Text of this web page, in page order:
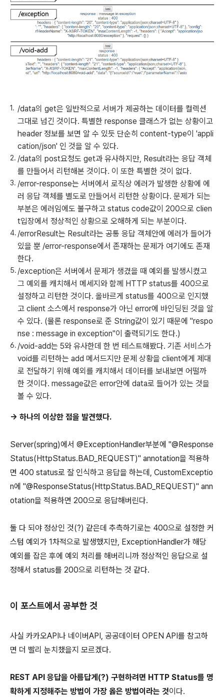
/data의 get은 일반적으로 서버가 제공하는 데이터를 컬렉션
그대로 넘긴 것이다. 특별한 response 클래스가 없는 상황이고
header 정보를 보면 알 수 있듯 단순히 content-type이 'appli
cation/json' 인 것을 알 수 있다.
/data의 post요청도 get과 유사하지만, Result라는 응답 객체
를 만들어서 리턴해본 것이다. 이 또한 특별한 것이 없다.
/error-response는 서버에서 로직상 에러가 발생한 상황에 에
러 응답 객체를 별도로 만들어서 리턴한 상황이다. 문제가 되는
부분은 에러임에도 불구하고 status code값이 200으로 clien
t입장에서 정상적인 상황으로 오해하게 되는 부분이다.
/errorResult는 Result라는 공통 응답 객체안에 에러가 들어가
있을 뿐 /error-response에서 존재하는 문제가 여기에도 존재
한다.
/exception은 서버에서 문제가 생겼을 때 예외를 발생시켰고
그 예외를 캐치해서 메세지와 함께 HTTP status를 400으로
설정하고 리턴한 것이다. 올바르게 status를 400으로 인지했
고 client 소스에서 response가 아닌 error에 바인딩된 것을 알
수 있다. (물론 response로 준 String값이 있기 때문에 "respo
nse : message in exception"이 출력되기도 한다.)
/void-add는 5와 유사한데 한 번 테스트해봤다. 기존 서비스가
void를 리턴하는 add 메서드지만 문제 상황을 client에게 제대
로 전달하기 위해 예외를 캐치해서 데이터를 보내보면 어떨까
한 것이다. message값은 error안에 data로 들어가 있는 것을
볼 수 있다.
→ 하나의 이상한 점을 발견했다.
Server(spring)에서 @ExceptionHandler부분에 "@Response
Status(HttpStatus.BAD_REQUEST)" annotation을 적용하
면 400 status로 잘 인식하고 응답을 하는데, CustomExceptio
n에 "@ResponseStatus(HttpStatus.BAD_REQUEST)" ann
otation을 적용하면 200으로 응답해버린다.
둘 다 되야 정상인 것(?) 같은데 추측하기로는 400으로 설정한 커
스텀 예외가 1차적으로 발생했지만, ExceptionHandler가 해당
예외를 잡은 후에 예외 처리를 해버리니까 정상적인 응답으로 설
정해서 status를 200으로 리턴하는 것 같다.
이 포스트에서 공부한 것
사실 카카오API나 네이버API, 공공데이터 OPEN API를 참고하
면 더 빨리 눈치챘을지 모르겠다.
REST API 응답을 아름답게(?) 구현하려면 HTTP Status를 명
확하게 지정해주는 방법이 가장 옳은 방법이라는 것이다.